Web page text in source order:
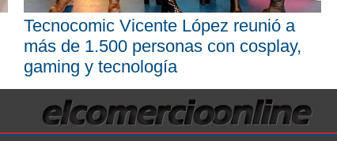
Tecnocomic Vicente López reunió a
más de 1.500 personas con cosplay,
gaming y tecnología